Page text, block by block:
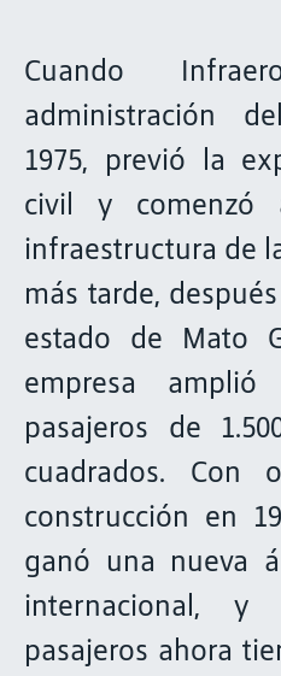
Cuando
administración
1975, previó la
civil y
infraestructura de
más tarde,
estado de Mato
empresa
pasajeros de
cuadrados. Con
construcción en
ganó una nueva
internacional,
pasajeros ahora